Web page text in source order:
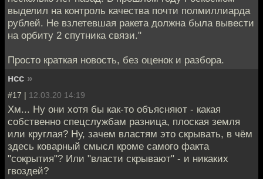
выделил на контроль качества почти полмиллиарда
рублей. Не взлетевшая ракета должна была вывести
на орбиту 2 спутника связи."
Просто краткая новость, без оценок и разбора.
нсс »
#17 | 12.03.20 14:19
Хм... Ну они хотя бы как-то объясняют - какая
собственно спецслужбам разница, плоская земля
или круглая? Ну, зачем властям это скрывать, в чём
здесь коварный смысл кроме самого факта
"сокрытия"? Или "власти скрывают" - и никаких
гвоздей?